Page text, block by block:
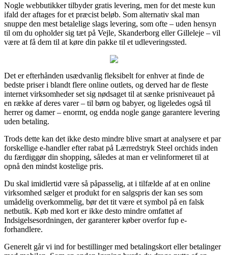
Nogle webbutikker tilbyder gratis levering, men for det meste kun
ifald der aftages for et præcist beløb. Som alternativ skal man
snuppe den mest betalelige slags levering, som ofte – uden hensyn
til om du opholder sig tæt på Vejle, Skanderborg eller Gilleleje – vil
være at få dem til at køre din pakke til et udleveringssted.
Det er efterhånden usædvanlig fleksibelt for enhver at finde de
bedste priser i blandt flere online outlets, og derved har de fleste
internet virksomheder set sig nødsaget til at sænke prisniveauet på
en række af deres varer – til børn og babyer, og ligeledes også til
herrer og damer – enormt, og endda nogle gange garantere levering
uden betaling.
Trods dette kan det ikke desto mindre blive smart at analysere et par
forskellige e-handler efter rabat på Lærredstryk Steel orchids inden
du færdiggør din shopping, således at man er velinformeret til at
opnå den mindst kostelige pris.
Du skal imidlertid være så påpasselig, at i tilfælde af at en online
virksomhed sælger et produkt for en salgspris der kan ses som
umådelig overkommelig, bør det tit være et symbol på en falsk
netbutik. Køb med kort er ikke desto mindre omfattet af
Indsigelsesordningen, der garanterer køber overfor fup e-
forhandlere.
Generelt går vi ind for bestillinger med betalingskort eller betalinger